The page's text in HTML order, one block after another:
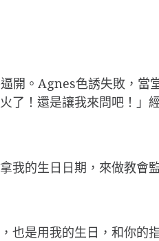
開。Agnes色誘失敗，
了！還是讓我來問吧！
我的生日日期，來做教
也是用我的生日，和你